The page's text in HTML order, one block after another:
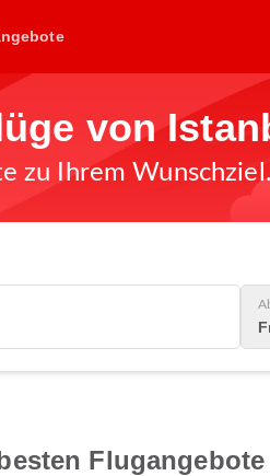
von
zu Ihrem